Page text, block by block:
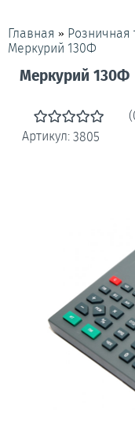
Главная » Розничная
Меркурий 130Ф
Меркурий 130Ф
Артикул: 3805